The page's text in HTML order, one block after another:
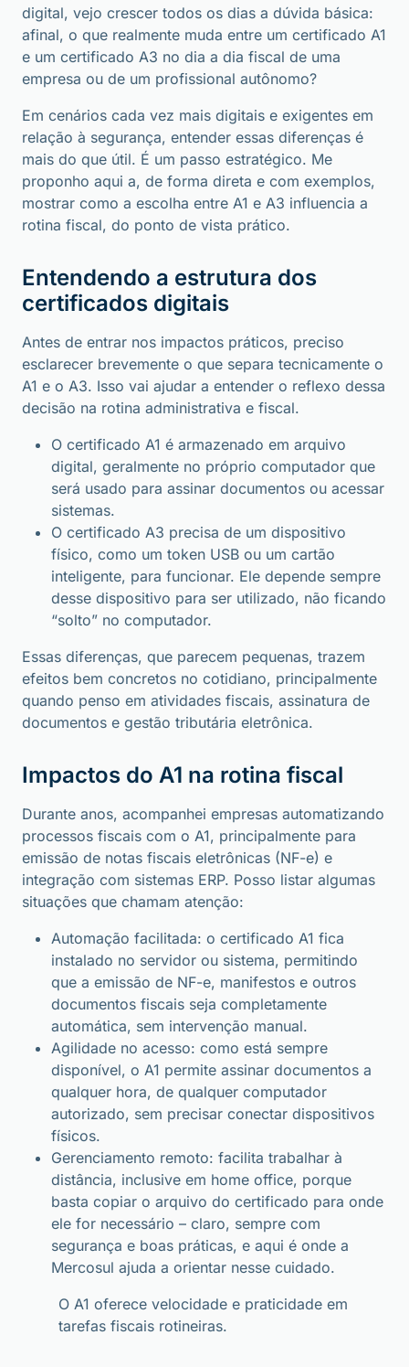
digital, vejo crescer todos os dias a dúvida básica:
afinal, o que realmente muda entre um certificado A1
e um certificado A3 no dia a dia fiscal de uma
empresa ou de um profissional autônomo?
Em cenários cada vez mais digitais e exigentes em
relação à segurança, entender essas diferenças é
mais do que útil. É um passo estratégico. Me
proponho aqui a, de forma direta e com exemplos,
mostrar como a escolha entre A1 e A3 influencia a
rotina fiscal, do ponto de vista prático.
Entendendo a estrutura dos
certificados digitais
Antes de entrar nos impactos práticos, preciso
esclarecer brevemente o que separa tecnicamente o
A1 e o A3. Isso vai ajudar a entender o reflexo dessa
decisão na rotina administrativa e fiscal.
O certificado A1 é armazenado em arquivo
digital, geralmente no próprio computador que
será usado para assinar documentos ou acessar
sistemas.
O certificado A3 precisa de um dispositivo
físico, como um token USB ou um cartão
inteligente, para funcionar. Ele depende sempre
desse dispositivo para ser utilizado, não ficando
“solto” no computador.
Essas diferenças, que parecem pequenas, trazem
efeitos bem concretos no cotidiano, principalmente
quando penso em atividades fiscais, assinatura de
documentos e gestão tributária eletrônica.
Impactos do A1 na rotina fiscal
Durante anos, acompanhei empresas automatizando
processos fiscais com o A1, principalmente para
emissão de notas fiscais eletrônicas (NF-e) e
integração com sistemas ERP. Posso listar algumas
situações que chamam atenção:
Automação facilitada: o certificado A1 fica
instalado no servidor ou sistema, permitindo
que a emissão de NF-e, manifestos e outros
documentos fiscais seja completamente
automática, sem intervenção manual.
Agilidade no acesso: como está sempre
disponível, o A1 permite assinar documentos a
qualquer hora, de qualquer computador
autorizado, sem precisar conectar dispositivos
físicos.
Gerenciamento remoto: facilita trabalhar à
distância, inclusive em home office, porque
basta copiar o arquivo do certificado para onde
ele for necessário – claro, sempre com
segurança e boas práticas, e aqui é onde a
Mercosul ajuda a orientar nesse cuidado.
O A1 oferece velocidade e praticidade em
tarefas fiscais rotineiras.